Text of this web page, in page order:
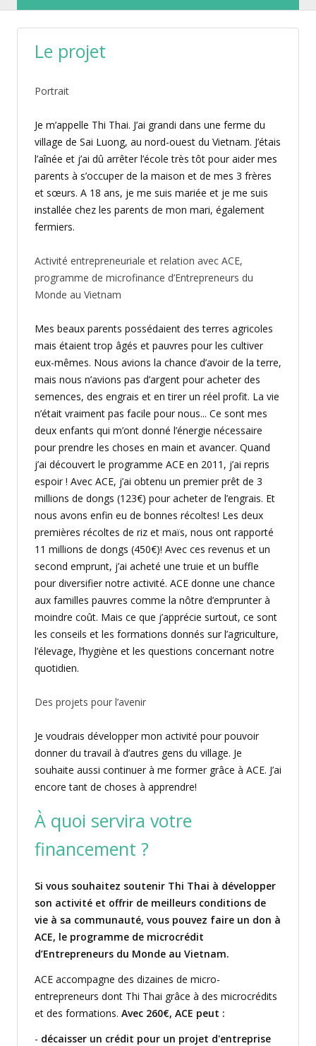
Le projet
Portrait
Je m’appelle Thi Thai. J’ai grandi dans une ferme du
village de Sai Luong, au nord-ouest du Vietnam. J’étais
l’aînée et j’ai dû arrêter l’école très tôt pour aider mes
parents à s’occuper de la maison et de mes 3 frères
et sœurs. A 18 ans, je me suis mariée et je me suis
installée chez les parents de mon mari, également
fermiers.
Activité entrepreneuriale et relation avec ACE,
programme de microfinance d’Entrepreneurs du
Monde au Vietnam
Mes beaux parents possédaient des terres agricoles
mais étaient trop âgés et pauvres pour les cultiver
eux-mêmes. Nous avions la chance d’avoir de la terre,
mais nous n’avions pas d’argent pour acheter des
semences, des engrais et en tirer un réel profit. La vie
n’était vraiment pas facile pour nous... Ce sont mes
deux enfants qui m’ont donné l’énergie nécessaire
pour prendre les choses en main et avancer. Quand
j’ai découvert le programme ACE en 2011, j’ai repris
espoir ! Avec ACE, j’ai obtenu un premier prêt de 3
millions de dongs (123€) pour acheter de l’engrais. Et
nous avons enfin eu de bonnes récoltes! Les deux
premières récoltes de riz et maïs, nous ont rapporté
11 millions de dongs (450€)! Avec ces revenus et un
second emprunt, j’ai acheté une truie et un buffle
pour diversifier notre activité. ACE donne une chance
aux familles pauvres comme la nôtre d’emprunter à
moindre coût. Mais ce que j’apprécie surtout, ce sont
les conseils et les formations donnés sur l’agriculture,
l’élevage, l’hygiène et les questions concernant notre
quotidien.
Des projets pour l’avenir
Je voudrais développer mon activité pour pouvoir
donner du travail à d’autres gens du village. Je
souhaite aussi continuer à me former grâce à ACE. J’ai
encore tant de choses à apprendre!
À quoi servira votre
financement ?
Si vous souhaitez soutenir Thi Thai à développer
son activité et offrir de meilleurs conditions de
vie à sa communauté, vous pouvez faire un don à
ACE, le programme de microcrédit
d’Entrepreneurs du Monde au Vietnam.
ACE accompagne des dizaines de micro-
entrepreneurs dont Thi Thai grâce à des microcrédits
et des formations. Avec 260€, ACE peut :
- décaisser un crédit pour un projet d'entreprise